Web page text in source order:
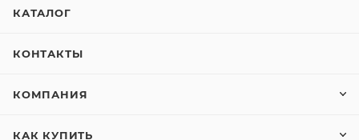
КАТАЛОГ
КОНТАКТЫ
КОМПАНИЯ
КАК КУПИТЬ